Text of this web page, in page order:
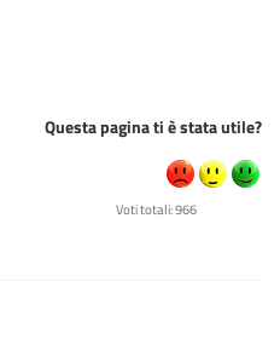
Questa pagina ti è stata utile?
Voti totali: 966